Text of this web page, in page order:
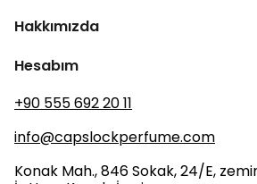
Hakkımızda
Hesabım
+90 555 692 20 11
info@capslockperfume.com
Konak Mah., 846 Sokak, 24/E,